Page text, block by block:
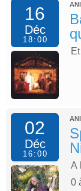
16
Déc
18:00
02
Déc
16:00
A
0